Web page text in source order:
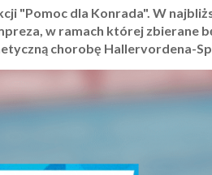
"Pomoc dla Konrada". W
w ramach której zbierane
chorobę Hallervordena-